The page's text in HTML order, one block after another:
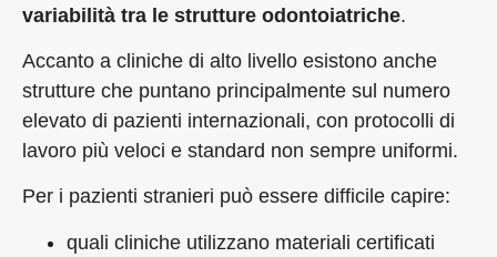
variabilità tra le strutture odontoiatriche.
Accanto a cliniche di alto livello esistono anche
strutture che puntano principalmente sul numero
elevato di pazienti internazionali, con protocolli di
lavoro più veloci e standard non sempre uniformi.
Per i pazienti stranieri può essere difficile capire:
quali cliniche utilizzano materiali certificati